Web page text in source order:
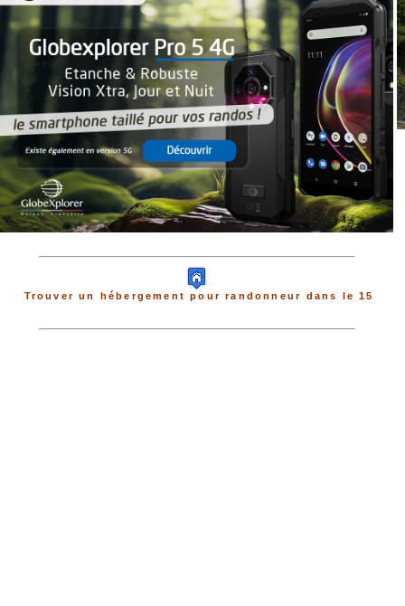
Trouver un hébergement pour randonneur dans le 15